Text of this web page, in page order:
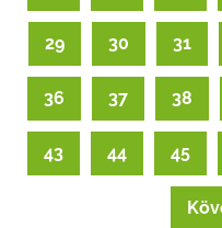
29 30 31
36 37 38
43 44 45